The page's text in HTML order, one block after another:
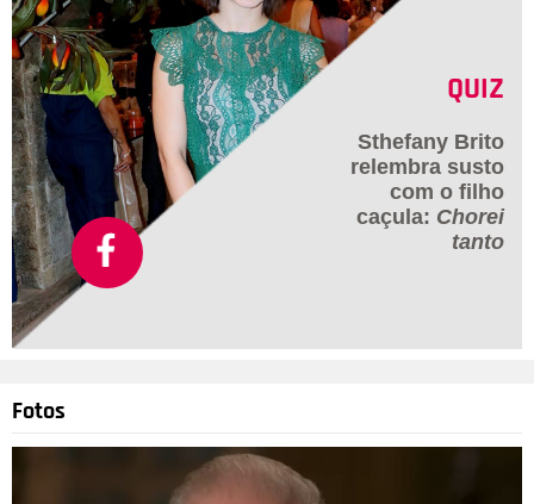
QUIZ
Sthefany Brito
relembra susto
com o filho
caçula: Chorei
tanto
Fotos